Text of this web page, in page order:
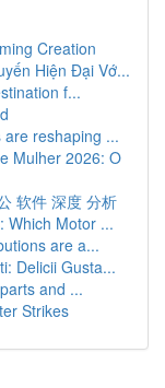
Creation
Hiện Đại Vớ...
f...
reshaping ...
Mulher 2026: O
软件 深度 分析
Which Motor ...
are a...
Delicii Gusta...
and ...
Strikes